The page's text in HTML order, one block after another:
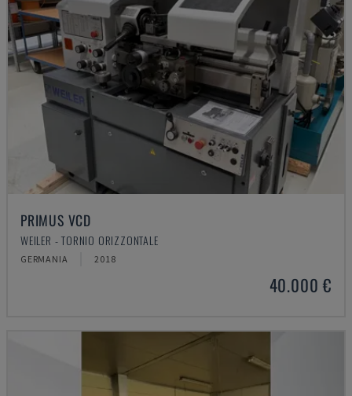
PRIMUS VCD
WEILER - TORNIO ORIZZONTALE
GERMANIA 2018
40.000 €